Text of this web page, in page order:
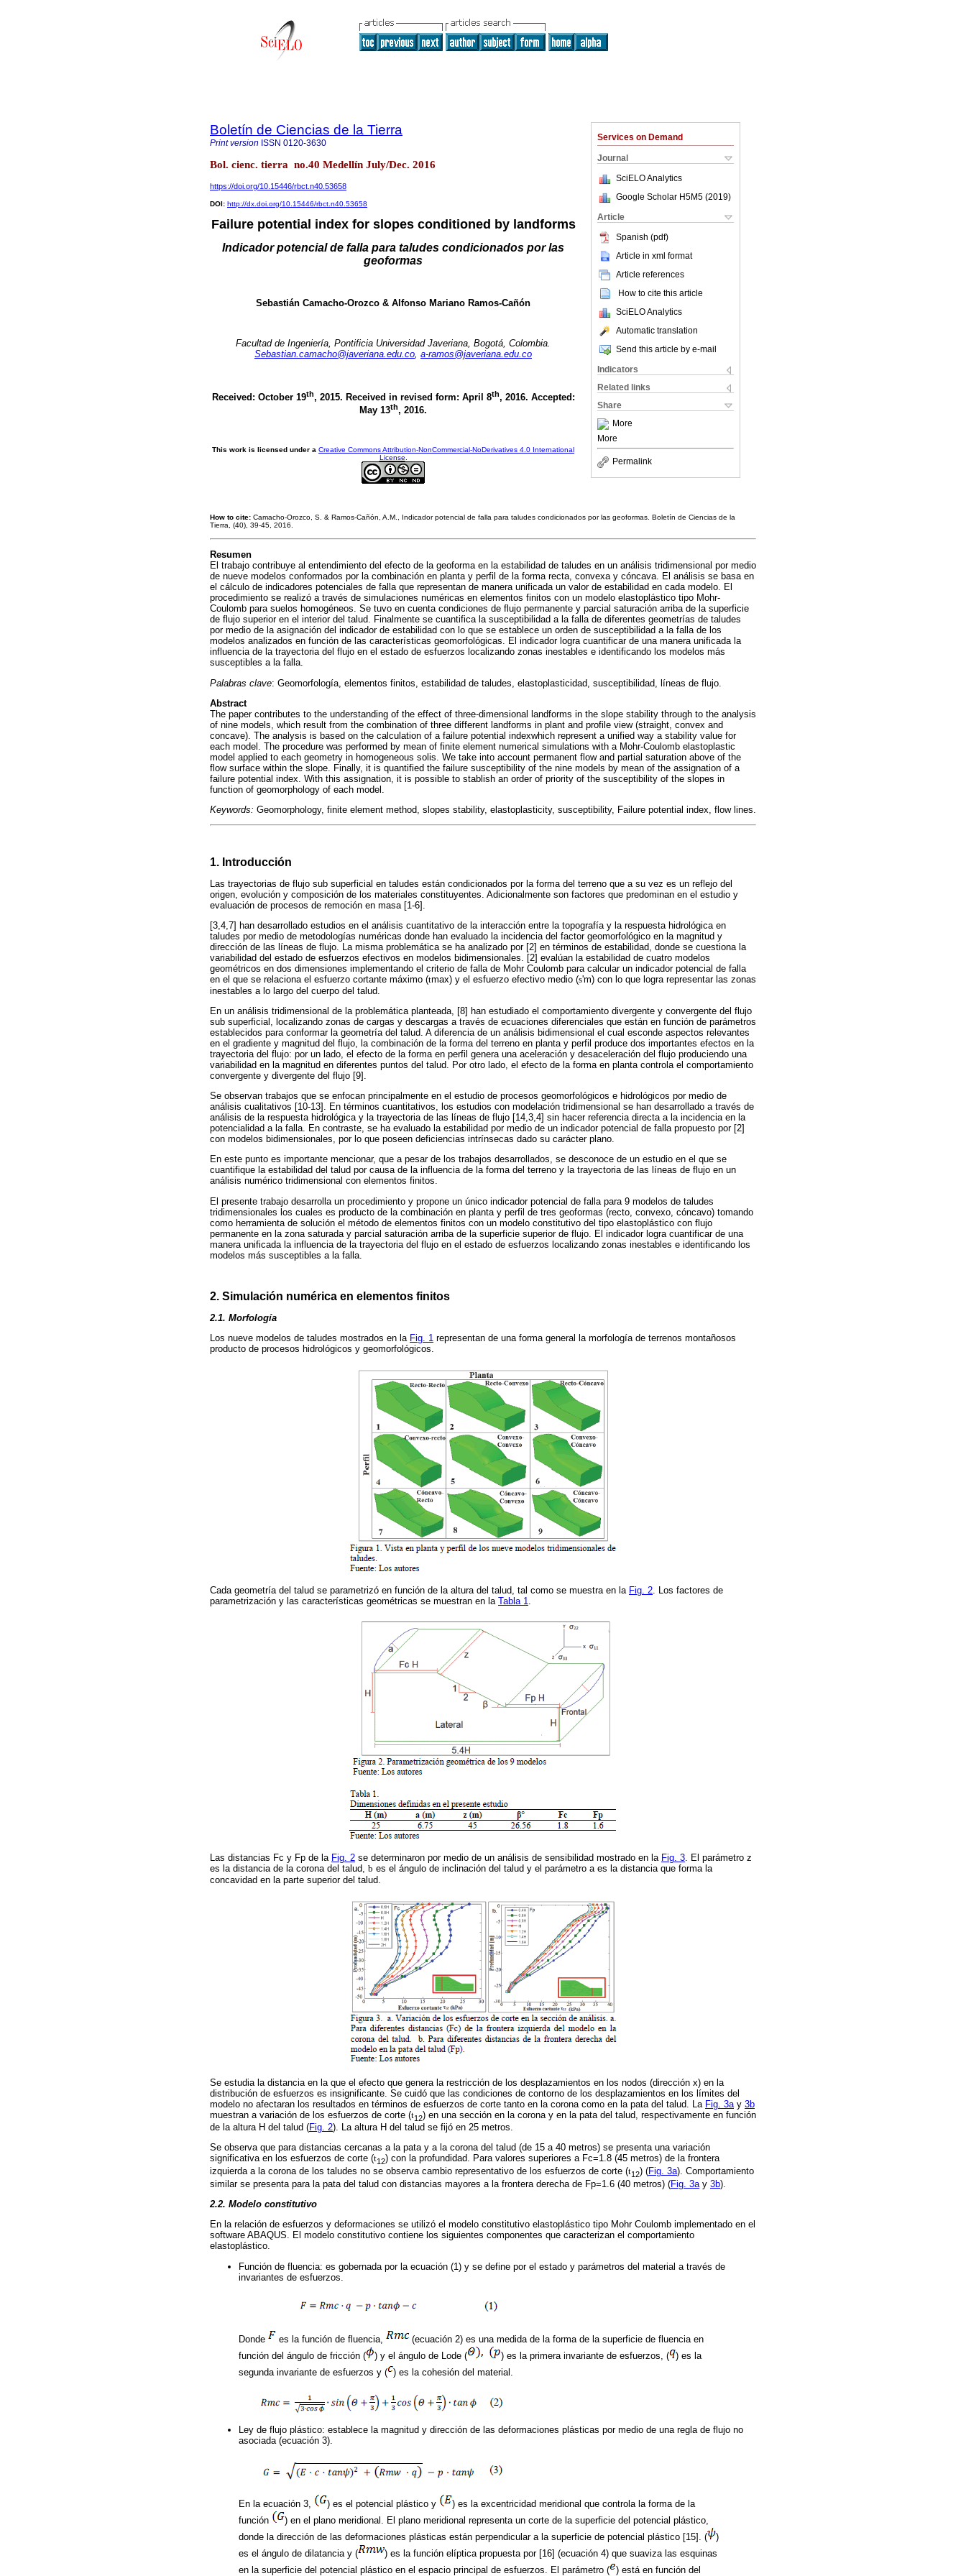
Services on Demand
Journal
SciELO Analytics
Google Scholar H5M5 (2019)
Article
Spanish (pdf)
Article in xml format
Article references
How to cite this article
SciELO Analytics
Automatic translation
Send this article by e-mail
Indicators
Related links
Share
More
More
Permalink
Boletín de Ciencias de la Tierra
Print version ISSN 0120-3630
Bol. cienc. tierra no.40 Medellín July/Dec. 2016
https://doi.org/10.15446/rbct.n40.53658
DOI: http://dx.doi.org/10.15446/rbct.n40.53658
Failure potential index for slopes conditioned by landforms
Indicador potencial de falla para taludes condicionados por las
geoformas
Sebastián Camacho-Orozco & Alfonso Mariano Ramos-Cañón
Facultad de Ingeniería, Pontificia Universidad Javeriana, Bogotá, Colombia.
Sebastian.camacho@javeriana.edu.co, a-ramos@javeriana.edu.co
Received: October 19th, 2015. Received in revised form: April 8th, 2016. Accepted:
May 13th, 2016.
This work is licensed under a Creative Commons Attribution-NonCommercial-NoDerivatives 4.0 International
License
How to cite: Camacho-Orozco, S. & Ramos-Cañón, A.M., Indicador potencial de falla para taludes condicionados por las geoformas. Boletín de Ciencias de la
Tierra, (40), 39-45, 2016.
Resumen
El trabajo contribuye al entendimiento del efecto de la geoforma en la estabilidad de taludes en un análisis tridimensional por medio
de nueve modelos conformados por la combinación en planta y perfil de la forma recta, convexa y cóncava. El análisis se basa en
el cálculo de indicadores potenciales de falla que representan de manera unificada un valor de estabilidad en cada modelo. El
procedimiento se realizó a través de simulaciones numéricas en elementos finitos con un modelo elastoplástico tipo Mohr-
Coulomb para suelos homogéneos. Se tuvo en cuenta condiciones de flujo permanente y parcial saturación arriba de la superficie
de flujo superior en el interior del talud. Finalmente se cuantifica la susceptibilidad a la falla de diferentes geometrías de taludes
por medio de la asignación del indicador de estabilidad con lo que se establece un orden de susceptibilidad a la falla de los
modelos analizados en función de las características geomorfológicas. El indicador logra cuantificar de una manera unificada la
influencia de la trayectoria del flujo en el estado de esfuerzos localizando zonas inestables e identificando los modelos más
susceptibles a la falla.
Palabras clave: Geomorfología, elementos finitos, estabilidad de taludes, elastoplasticidad, susceptibilidad, líneas de flujo.
Abstract
The paper contributes to the understanding of the effect of three-dimensional landforms in the slope stability through to the analysis
of nine models, which result from the combination of three different landforms in plant and profile view (straight, convex and
concave). The analysis is based on the calculation of a failure potential indexwhich represent a unified way a stability value for
each model. The procedure was performed by mean of finite element numerical simulations with a Mohr-Coulomb elastoplastic
model applied to each geometry in homogeneous solis. We take into account permanent flow and partial saturation above of the
flow surface within the slope. Finally, it is quantified the failure susceptibility of the nine models by mean of the assignation of a
failure potential index. With this assignation, it is possible to stablish an order of priority of the susceptibility of the slopes in
function of geomorphology of each model.
Keywords: Geomorphology, finite element method, slopes stability, elastoplasticity, susceptibility, Failure potential index, flow lines.
1. Introducción
Las trayectorias de flujo sub superficial en taludes están condicionados por la forma del terreno que a su vez es un reflejo del
origen, evolución y composición de los materiales constituyentes. Adicionalmente son factores que predominan en el estudio y
evaluación de procesos de remoción en masa [1-6].
[3,4,7] han desarrollado estudios en el análisis cuantitativo de la interacción entre la topografía y la respuesta hidrológica en
taludes por medio de metodologías numéricas donde han evaluado la incidencia del factor geomorfológico en la magnitud y
dirección de las líneas de flujo. La misma problemática se ha analizado por [2] en términos de estabilidad, donde se cuestiona la
variabilidad del estado de esfuerzos efectivos en modelos bidimensionales. [2] evalúan la estabilidad de cuatro modelos
geométricos en dos dimensiones implementando el criterio de falla de Mohr Coulomb para calcular un indicador potencial de falla
en el que se relaciona el esfuerzo cortante máximo (tmax) y el esfuerzo efectivo medio (s'm) con lo que logra representar las zonas
inestables a lo largo del cuerpo del talud.
En un análisis tridimensional de la problemática planteada, [8] han estudiado el comportamiento divergente y convergente del flujo
sub superficial, localizando zonas de cargas y descargas a través de ecuaciones diferenciales que están en función de parámetros
establecidos para conformar la geometría del talud. A diferencia de un análisis bidimensional el cual esconde aspectos relevantes
en el gradiente y magnitud del flujo, la combinación de la forma del terreno en planta y perfil produce dos importantes efectos en la
trayectoria del flujo: por un lado, el efecto de la forma en perfil genera una aceleración y desaceleración del flujo produciendo una
variabilidad en la magnitud en diferentes puntos del talud. Por otro lado, el efecto de la forma en planta controla el comportamiento
convergente y divergente del flujo [9].
Se observan trabajos que se enfocan principalmente en el estudio de procesos geomorfológicos e hidrológicos por medio de
análisis cualitativos [10-13]. En términos cuantitativos, los estudios con modelación tridimensional se han desarrollado a través de
análisis de la respuesta hidrológica y la trayectoria de las líneas de flujo [14,3,4] sin hacer referencia directa a la incidencia en la
potencialidad a la falla. En contraste, se ha evaluado la estabilidad por medio de un indicador potencial de falla propuesto por [2]
con modelos bidimensionales, por lo que poseen deficiencias intrínsecas dado su carácter plano.
En este punto es importante mencionar, que a pesar de los trabajos desarrollados, se desconoce de un estudio en el que se
cuantifique la estabilidad del talud por causa de la influencia de la forma del terreno y la trayectoria de las líneas de flujo en un
análisis numérico tridimensional con elementos finitos.
El presente trabajo desarrolla un procedimiento y propone un único indicador potencial de falla para 9 modelos de taludes
tridimensionales los cuales es producto de la combinación en planta y perfil de tres geoformas (recto, convexo, cóncavo) tomando
como herramienta de solución el método de elementos finitos con un modelo constitutivo del tipo elastoplástico con flujo
permanente en la zona saturada y parcial saturación arriba de la superficie superior de flujo. El indicador logra cuantificar de una
manera unificada la influencia de la trayectoria del flujo en el estado de esfuerzos localizando zonas inestables e identificando los
modelos más susceptibles a la falla.
2. Simulación numérica en elementos finitos
2.1. Morfología
Los nueve modelos de taludes mostrados en la Fig. 1 representan de una forma general la morfología de terrenos montañosos
producto de procesos hidrológicos y geomorfológicos.
Cada geometría del talud se parametrizó en función de la altura del talud, tal como se muestra en la Fig. 2 . Los factores de
parametrización y las características geométricas se muestran en la Tabla 1
Las distancias Fc y Fp de la Fig. 2 se determinaron por medio de un análisis de sensibilidad mostrado en la Fig. 3. El parámetro z
es la distancia de la corona del talud, b es el ángulo de inclinación del talud y el parámetro a es la distancia que forma la
concavidad en la parte superior del talud.
Se estudia la distancia en la que el efecto que genera la restricción de los desplazamientos en los nodos (dirección x) en la
distribución de esfuerzos es insignificante. Se cuidó que las condiciones de contorno de los desplazamientos en los límites del
modelo no afectaran los resultados en términos de esfuerzos de corte tanto en la corona como en la pata del talud. La Fig. 3a y 3b
muestran a variación de los esfuerzos de corte (t12) en una sección en la corona y en la pata del talud, respectivamente en función
de la altura H del talud (Fig. 2). La altura H del talud se fijó en 25 metros.
Se observa que para distancias cercanas a la pata y a la corona del talud (de 15 a 40 metros) se presenta una variación
significativa en los esfuerzos de corte (t12) con la profundidad. Para valores superiores a Fc=1.8 (45 metros) de la frontera
izquierda a la corona de los taludes no se observa cambio representativo de los esfuerzos de corte (t12) (Fig. 3a). Comportamiento
similar se presenta para la pata del talud con distancias mayores a la frontera derecha de Fp=1.6 (40 metros) (Fig. 3a y 3b).
2.2. Modelo constitutivo
En la relación de esfuerzos y deformaciones se utilizó el modelo constitutivo elastoplástico tipo Mohr Coulomb implementado en el
software ABAQUS. El modelo constitutivo contiene los siguientes componentes que caracterizan el comportamiento
elastoplástico.
Función de fluencia: es gobernada por la ecuación (1) y se define por el estado y parámetros del material a través de
invariantes de esfuerzos.
Donde es la función de fluencia,
(ecuación 2) es una medida de la forma de la superficie de fluencia en
función del ángulo de fricción (
) y el ángulo de Lode ( ) es la primera invariante de esfuerzos, ( ) es la
segunda invariante de esfuerzos y ( ) es la cohesión del material.
Ley de flujo plástico: establece la magnitud y dirección de las deformaciones plásticas por medio de una regla de flujo no
asociada (ecuación 3).
En la ecuación 3, ) es el potencial plástico y
) es la excentricidad meridional que controla la forma de la
función
) en el plano meridional. El plano meridional representa un corte de la superficie del potencial plástico,
donde la dirección de las deformaciones plásticas están perpendicular a la superficie de potencial plástico [15]. (
)
es el ángulo de dilatancia y (
) es la función elíptica propuesta por [16] (ecuación 4) que suaviza las esquinas
en la superficie del potencial plástico en el espacio principal de esfuerzos. El parámetro ( ) está en función del